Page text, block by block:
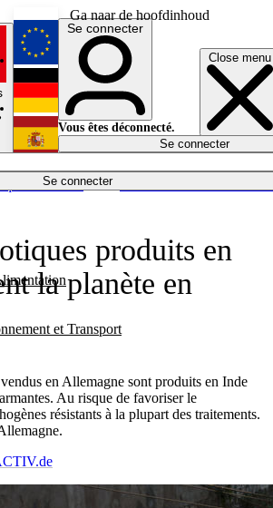
Ga naar de hoofdinhoud
Close menu
Se connecter
et Transport
Économie
English
Deutsch
Español
Se connecter
Vous êtes déconnecté.
Se connecter
produits en
la planète en
en Allemagne sont produits en Inde
Au risque de favoriser le
résistants à la plupart des traitements.